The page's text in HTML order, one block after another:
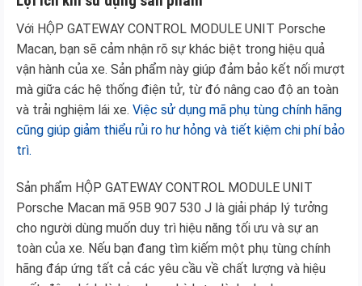
Với HỘP GATEWAY CONTROL MODULE UNIT Porsche
Macan, bạn sẽ cảm nhận rõ sự khác biệt trong hiệu quả
vận hành của xe. Sản phẩm này giúp đảm bảo kết nối mượt
mà giữa các hệ thống điện tử, từ đó nâng cao độ an toàn
và trải nghiệm lái xe. Việc sử dụng mã phụ tùng chính hãng
cũng giúp giảm thiểu rủi ro hư hỏng và tiết kiệm chi phí bảo
trì.
Sản phẩm HỘP GATEWAY CONTROL MODULE UNIT
Porsche Macan mã 95B 907 530 J là giải pháp lý tưởng
cho người dùng muốn duy trì hiệu năng tối ưu và sự an
toàn của xe. Nếu bạn đang tìm kiếm một phụ tùng chính
hãng đáp ứng tất cả các yêu cầu về chất lượng và hiệu